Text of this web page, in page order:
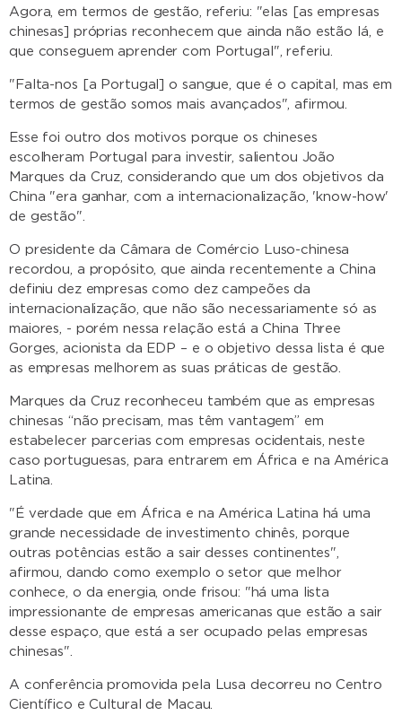
Agora, em termos de gestão, referiu: "elas [as empresas
chinesas] próprias reconhecem que ainda não estão lá, e
que conseguem aprender com Portugal", referiu.
"Falta-nos [a Portugal] o sangue, que é o capital, mas em
termos de gestão somos mais avançados", afirmou.
Esse foi outro dos motivos porque os chineses
escolheram Portugal para investir, salientou João
Marques da Cruz, considerando que um dos objetivos da
China "era ganhar, com a internacionalização, 'know-how'
de gestão".
O presidente da Câmara de Comércio Luso-chinesa
recordou, a propósito, que ainda recentemente a China
definiu dez empresas como dez campeões da
internacionalização, que não são necessariamente só as
maiores, - porém nessa relação está a China Three
Gorges, acionista da EDP – e o objetivo dessa lista é que
as empresas melhorem as suas práticas de gestão.
Marques da Cruz reconheceu também que as empresas
chinesas “não precisam, mas têm vantagem” em
estabelecer parcerias com empresas ocidentais, neste
caso portuguesas, para entrarem em África e na América
Latina.
"É verdade que em África e na América Latina há uma
grande necessidade de investimento chinês, porque
outras potências estão a sair desses continentes",
afirmou, dando como exemplo o setor que melhor
conhece, o da energia, onde frisou: "há uma lista
impressionante de empresas americanas que estão a sair
desse espaço, que está a ser ocupado pelas empresas
chinesas".
A conferência promovida pela Lusa decorreu no Centro
Científico e Cultural de Macau.